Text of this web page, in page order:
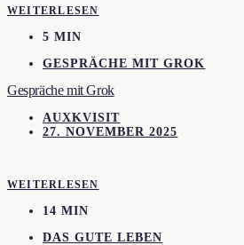
WEITERLESEN
5 MIN
GESPRÄCHE MIT GROK
Gespräche mit Grok
AUXKVISIT
27. NOVEMBER 2025
WEITERLESEN
14 MIN
DAS GUTE LEBEN